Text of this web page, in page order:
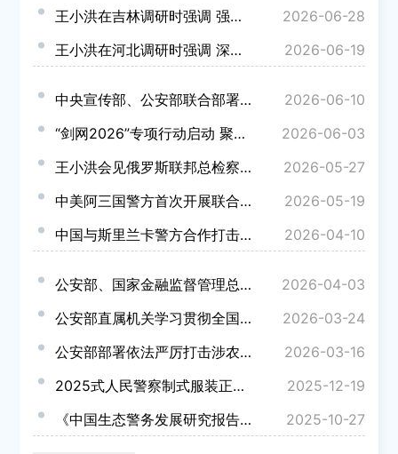
王小洪在吉林调研时强调 强化创新驱动 丰富政策供给 助力推动新时代东北全面振兴
2026-06-28
王小洪在河北调研时强调 深入学习贯彻习近平经济思想 努力推动高质量发展再上新台阶
2026-06-19
中央宣传部、公安部联合部署在全国开展2026年“全民反诈在行动”集中宣传月活动
2026-06-10
“剑网2026”专项行动启动 聚焦重点作品领域及重点网络平台开展治理
2026-06-03
王小洪会见俄罗斯联邦总检察长古灿
2026-05-27
中美阿三国警方首次开展联合打击电信网络诈骗犯罪行动
2026-05-19
中国与斯里兰卡警方合作打击跨国电诈犯罪取得显著成果
2026-04-10
公安部、国家金融监督管理总局 联合部署新一轮金融领域“黑灰产”违法犯罪集群打击工作
2026-04-03
公安部直属机关学习贯彻全国两会精神干部大会召开 学习好贯彻好习近平总书记重要讲话和全国两会精神 努...
2026-03-24
公安部部署依法严厉打击涉农药犯罪切实保障食用农产品安全
2026-03-16
2025式人民警察制式服装正式列装
2025-12-19
《中国生态警务发展研究报告》发布
2025-10-27